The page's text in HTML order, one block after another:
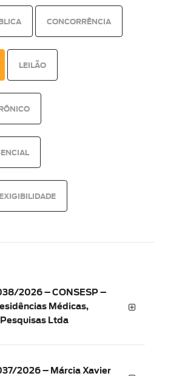
CONCORRÊNCIA
LEILÃO
2026 – CONSESP –
Médicas,
Ltda
2026 – Márcia Xavier